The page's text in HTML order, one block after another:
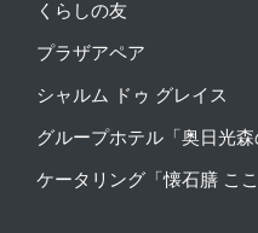
くらしの友
プラザアペア
シャルム ドゥ グレイス
グループホテル「奥日光森
ケータリング「懐石膳 ここ